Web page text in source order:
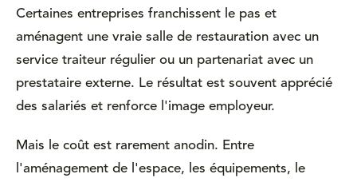
Certaines entreprises franchissent le pas et
aménagent une vraie salle de restauration avec un
service traiteur régulier ou un partenariat avec un
prestataire externe. Le résultat est souvent apprécié
des salariés et renforce l'image employeur.
Mais le coût est rarement anodin. Entre
l'aménagement de l'espace, les équipements, le